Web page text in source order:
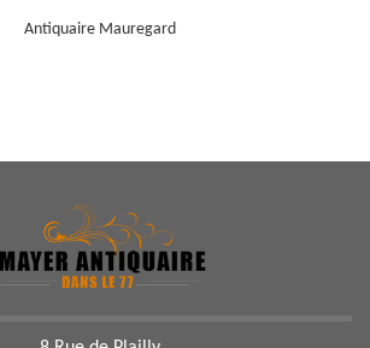
Antiquaire Mauregard